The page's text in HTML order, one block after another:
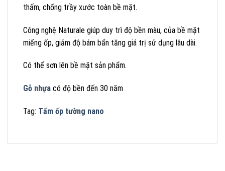
thấm, chống trầy xước toàn bề mặt.
Công nghệ Naturale giúp duy trì độ bền màu, của bề mặt
miếng ốp, giảm độ bám bẩn tăng giá trị sử dụng lâu dài.
Có thể sơn lên bề mặt sản phẩm.
Gỗ nhựa có độ bền đến 30 năm
Tag: Tấm ốp tường nano